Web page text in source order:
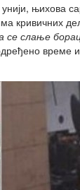
њихова
кривичних
слање
време